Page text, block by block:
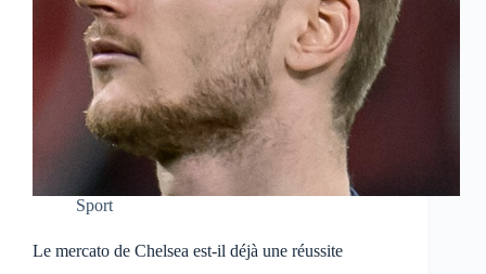
Sport
Le mercato de Chelsea est-il déjà une réussite